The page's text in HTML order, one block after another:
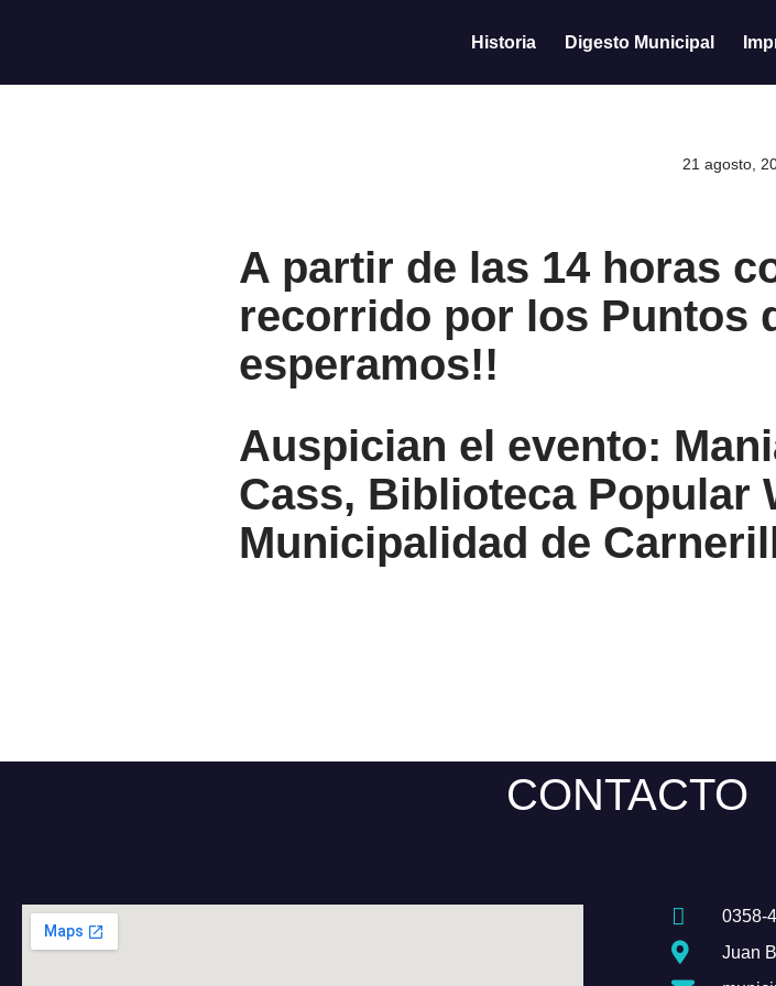
al
Historia Digesto Municipal
21 agosto,
A partir de las 14 horas
recorrido por los Puntos
esperamos!!
Auspician el evento:
Cass, Biblioteca Popular
Municipalidad de
CONTACTO
0358-
Juan